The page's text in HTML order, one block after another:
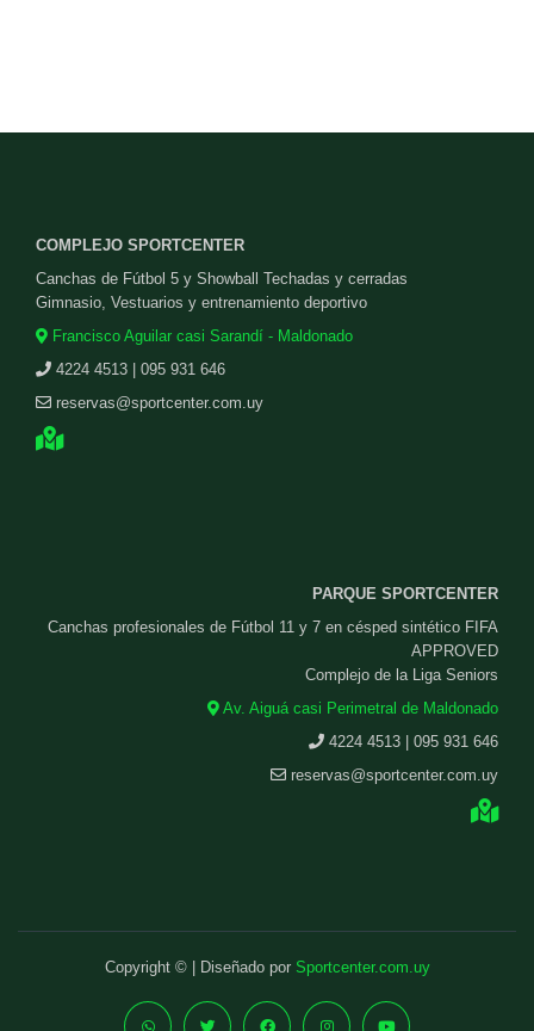
COMPLEJO SPORTCENTER
Canchas de Fútbol 5 y Showball Techadas y cerradas
Gimnasio, Vestuarios y entrenamiento deportivo
Francisco Aguilar casi Sarandí - Maldonado
4224 4513 | 095 931 646
reservas@sportcenter.com.uy
PARQUE SPORTCENTER
Canchas profesionales de Fútbol 11 y 7 en césped sintético FIFA
APPROVED
Complejo de la Liga Seniors
Av. Aiguá casi Perimetral de Maldonado
4224 4513 | 095 931 646
reservas@sportcenter.com.uy
Copyright © | Diseñado por Sportcenter.com.uy